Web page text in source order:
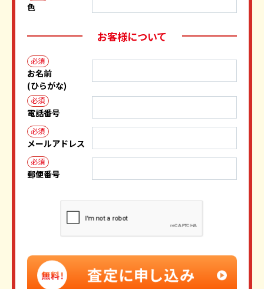
色
お客様について
必須
お名前
(ひらがな)
必須
電話番号
必須
メールアドレス
必須
郵便番号